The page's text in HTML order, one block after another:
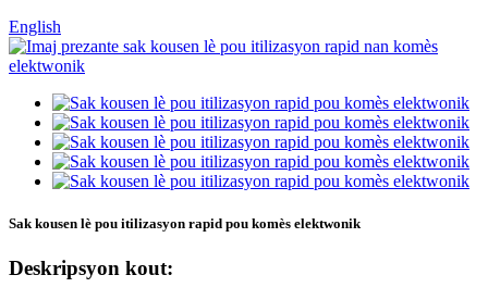
English
Sak kousen lè pou itilizasyon rapid pou komès elektwonik
Deskripsyon kout: